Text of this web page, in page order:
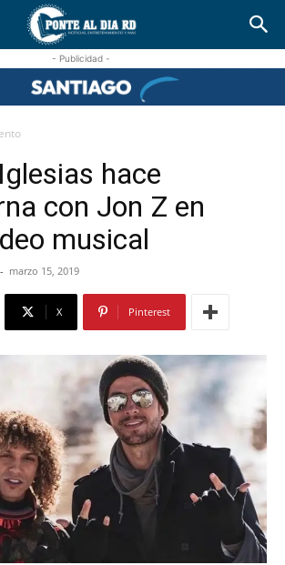
- Publicidad -
hace
con Jon Z en
musical
- marzo 15, 2019
X Pinterest